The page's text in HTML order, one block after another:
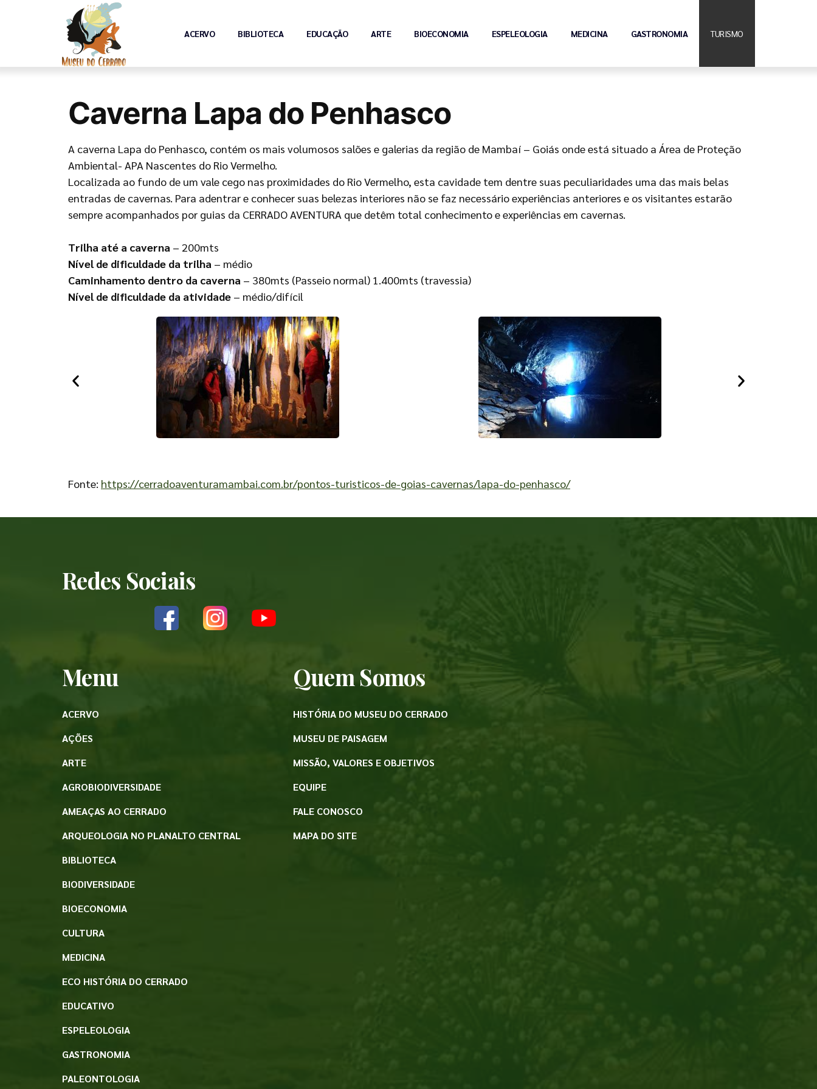
ACERVO BIBLIOTECA EDUCAÇÃO ARTE BIOECONOMIA ESPELEOLOGIA MEDICINA GASTRONOMIA TURISMO
Caverna Lapa do Penhasco
A caverna Lapa do Penhasco, contém os mais volumosos salões e galerias da região de Mambaí – Goiás onde está situado a Área de Proteção
Ambiental- APA Nascentes do Rio Vermelho.
Localizada ao fundo de um vale cego nas proximidades do Rio Vermelho, esta cavidade tem dentre suas peculiaridades uma das mais belas
entradas de cavernas. Para adentrar e conhecer suas belezas interiores não se faz necessário experiências anteriores e os visitantes estarão
sempre acompanhados por guias da CERRADO AVENTURA que detêm total conhecimento e experiências em cavernas.
Trilha até a caverna – 200mts
Nível de dificuldade da trilha – médio
Caminhamento dentro da caverna – 380mts (Passeio normal) 1.400mts (travessia)
Nível de dificuldade da atividade – médio/difícil
Fonte: https://cerradoaventuramambai.com.br/pontos-turisticos-de-goias-cavernas/lapa-do-penhasco/
Redes Sociais
Menu
ACERVO
AÇÕES
ARTE
AGROBIODIVERSIDADE
AMEAÇAS AO CERRADO
ARQUEOLOGIA NO PLANALTO CENTRAL
BIBLIOTECA
BIODIVERSIDADE
BIOECONOMIA
CULTURA
MEDICINA
ECO HISTÓRIA DO CERRADO
EDUCATIVO
ESPELEOLOGIA
GASTRONOMIA
PALEONTOLOGIA
Quem Somos
HISTÓRIA DO MUSEU DO CERRADO
MUSEU DE PAISAGEM
MISSÃO, VALORES E OBJETIVOS
EQUIPE
FALE CONOSCO
MAPA DO SITE